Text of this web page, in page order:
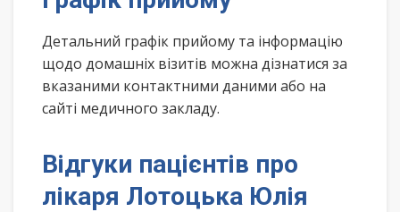
Детальний графік прийому та інформацію
щодо домашніх візитів можна дізнатися за
вказаними контактними даними або на
сайті медичного закладу.
Відгуки пацієнтів про
лікаря Лотоцька Юлія